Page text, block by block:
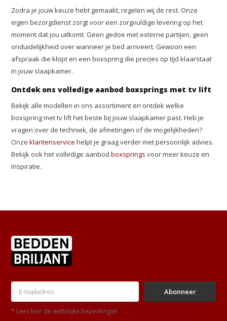
Zodra je jouw keuze hebt gemaakt, regelen wij de rest. Onze
eigen bezorgdienst zorgt voor een zorgvuldige levering op het
moment dat jou uitkomt. Geen gedoe met externe partijen, geen
onduidelijkheid over wanneer je bed arriveert. Gewoon een
afspraak die klopt en een boxspring die precies op tijd klaarstaat
in jouw slaapkamer.
Ontdek ons volledige aanbod boxsprings met tv lift
Bekijk alle modellen in ons assortiment en ontdek welke
boxspring met tv lift het beste bij jouw slaapkamer past. Heb je
vragen over de techniek, de afmetingen of de mogelijkheden?
Onzeklantenservice helpt je graag verder met persoonlijk advies.
Bekijk ook het volledige aanbodboxsprings voor meer keuze en
inspiratie.
Abonneer
* Lees hier de wettelijke beperkingen